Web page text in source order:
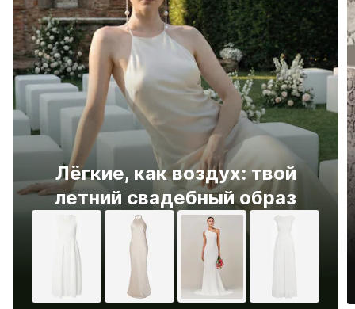
Лёгкие, как воздух: твой
летний свадебный образ